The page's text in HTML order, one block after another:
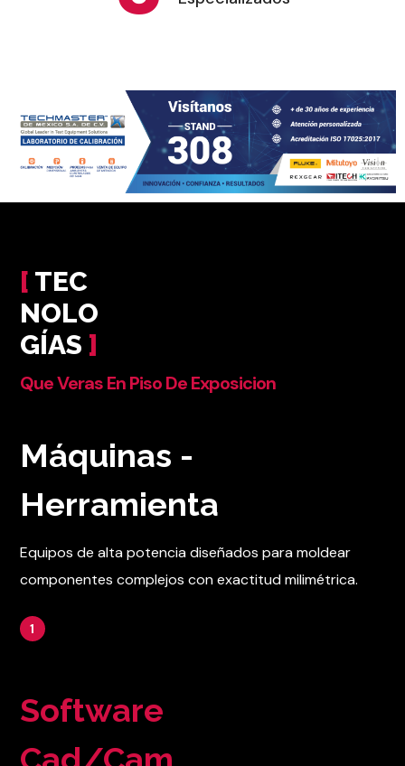
Que Veras En Piso De Exposicion
[ TEC
NOLO
GÍAS ]
Máquinas -
Herramienta
Equipos de alta potencia diseñados para moldear
componentes complejos con exactitud milimétrica.
1
Software